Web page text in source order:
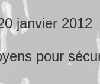
janvier 2012
pour